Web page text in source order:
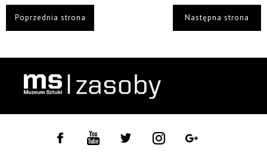
Poprzednia strona Następna strona